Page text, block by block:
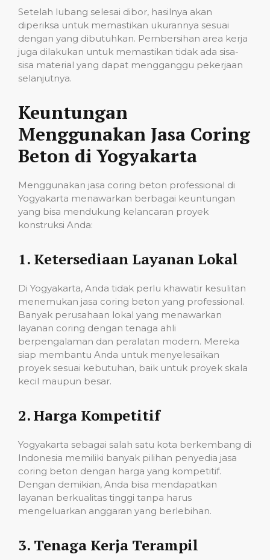
Setelah lubang selesai dibor, hasilnya akan
diperiksa untuk memastikan ukurannya sesuai
dengan yang dibutuhkan. Pembersihan area kerja
juga dilakukan untuk memastikan tidak ada sisa-
sisa material yang dapat mengganggu pekerjaan
selanjutnya.
Keuntungan
Menggunakan Jasa Coring
Beton di Yogyakarta
Menggunakan jasa coring beton professional di
Yogyakarta menawarkan berbagai keuntungan
yang bisa mendukung kelancaran proyek
konstruksi Anda:
1. Ketersediaan Layanan Lokal
Di Yogyakarta, Anda tidak perlu khawatir kesulitan
menemukan jasa coring beton yang professional.
Banyak perusahaan lokal yang menawarkan
layanan coring dengan tenaga ahli
berpengalaman dan peralatan modern. Mereka
siap membantu Anda untuk menyelesaikan
proyek sesuai kebutuhan, baik untuk proyek skala
kecil maupun besar.
2.Harga Kompetitif
Yogyakarta sebagai salah satu kota berkembang di
Indonesia memiliki banyak pilihan penyedia jasa
coring beton dengan harga yang kompetitif.
Dengan demikian, Anda bisa mendapatkan
layanan berkualitas tinggi tanpa harus
mengeluarkan anggaran yang berlebihan.
3. Tenaga Kerja Terampil